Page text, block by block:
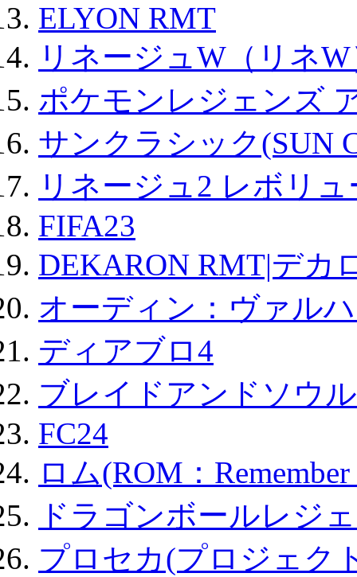
ELYON RMT
リネージュW（リネ
ポケモンレジェンズ
サンクラシック(SUN
リネージュ2 レボリ
FIFA23
DEKARON RMT|デカ
オーディン：ヴァル
ディアブロ4
ブレイドアンドソウ
FC24
ロム(ROM：
ドラゴンボールレジ
プロセカ(プロジェク